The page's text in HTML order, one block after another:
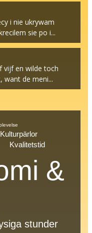
i nie ukrywam
sie po i...
vijf en wilde toch
want de meni...
&
stunder
Kvalitetstid
Kulturpärlor